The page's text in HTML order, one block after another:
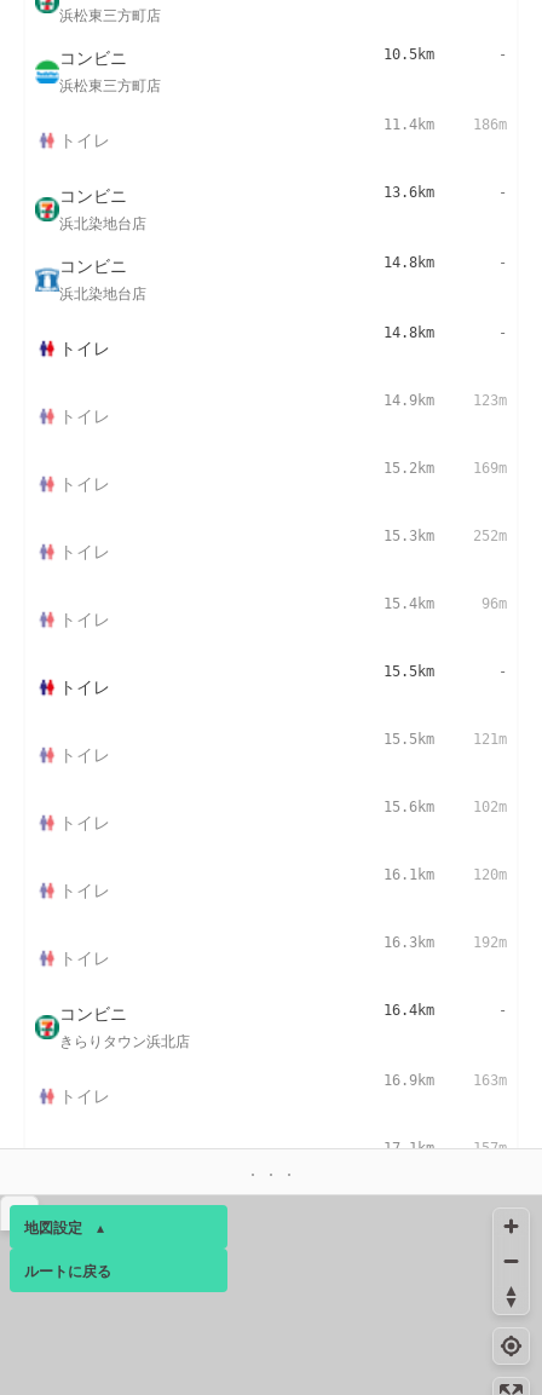
浜松東三方町店
コンビニ
浜松東三方町店
10.5km -
トイレ
11.4km 186m
コンビニ
浜北染地台店
13.6km -
コンビニ
浜北染地台店
14.8km -
トイレ
14.8km -
トイレ
14.9km 123m
トイレ
15.2km 169m
トイレ
15.3km 252m
トイレ
15.4km 96m
トイレ
15.5km -
トイレ
15.5km 121m
トイレ
15.6km 102m
トイレ
16.1km 120m
トイレ
16.3km 192m
コンビニ
きらりタウン浜北店
16.4km -
トイレ
16.9km 163m
17.1km 157m
コンビニ
コンビニ
-
地図設定 ▴
ベース ▴
ルートに戻る